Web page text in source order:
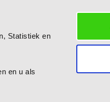
Statistiek en
en u als